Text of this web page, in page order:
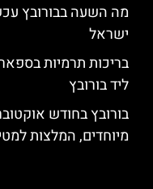
מה השעה בבורובץ
ישראל
ליד בורובץ
בורובץ בחודש
מיוחדים, המלצות